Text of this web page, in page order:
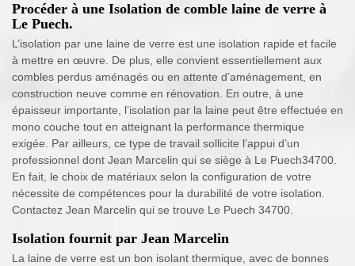
Procéder à une Isolation de comble laine de verre à
Le Puech.
L’isolation par une laine de verre est une isolation rapide et facile
à mettre en œuvre. De plus, elle convient essentiellement aux
combles perdus aménagés ou en attente d’aménagement, en
construction neuve comme en rénovation. En outre, à une
épaisseur importante, l’isolation par la laine peut être effectuée en
mono couche tout en atteignant la performance thermique
exigée. Par ailleurs, ce type de travail sollicite l’appui d’un
professionnel dont Jean Marcelin qui se siège à Le Puech34700.
En fait, le choix de matériaux selon la configuration de votre
nécessite de compétences pour la durabilité de votre isolation.
Contactez Jean Marcelin qui se trouve Le Puech 34700.
Isolation fournit par Jean Marcelin
La laine de verre est un bon isolant thermique, avec de bonnes